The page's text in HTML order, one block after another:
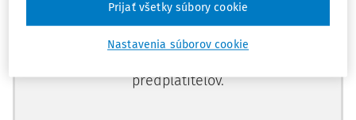
Zatiaľ ste si prečítali len začiatok...
predplatiteľov.
Nastavenia súborov cookie
Prijať všetky súbory cookie